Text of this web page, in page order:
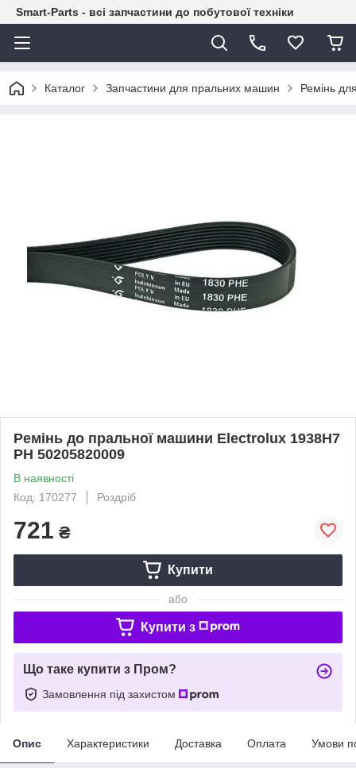
Smart-Parts - всі запчастини до побутової техніки
Каталог Запчастини для пральних машин Ремінь
Ремінь до пральної машини Electrolux 1938H7
PH 50205820009
В наявності
Код: 170277
Роздріб
721 ₴
Купити
або
Купити з
Що таке купити з Пром?
Замовлення під захистом
Опис Характеристики Доставка Оплата Умови